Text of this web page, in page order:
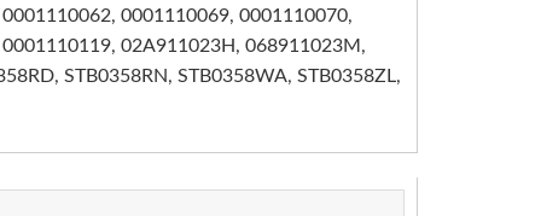
0001110069, 0001110070,
02A911023H, 068911023M,
STB0358RN, STB0358WA, STB0358ZL,